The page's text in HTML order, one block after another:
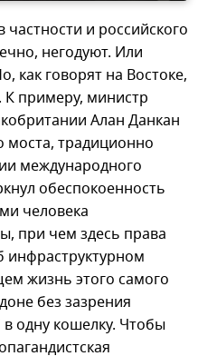
и российского
негодуют. Или
как говорят на Востоке,
К примеру, министр
Алан Данкан
моста, традиционно
международного
обеспокоенность
человека
при чем здесь права
инфраструктурном
жизнь этого самого
без зазрения
одну кошелку. Чтобы